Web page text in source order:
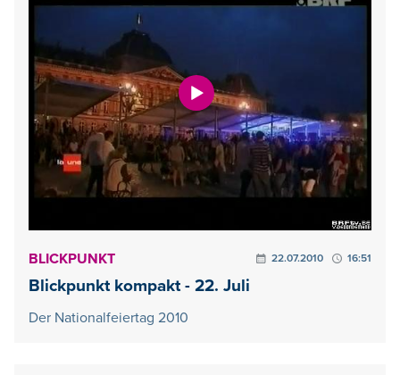
BLICKPUNKT 22.07.2010 16:51
Blickpunkt kompakt - 22. Juli
Der Nationalfeiertag 2010